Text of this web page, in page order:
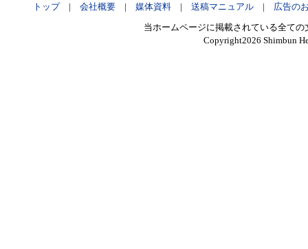
トップ| 会社概要| 媒体資料| 送稿マニュアル| 広告の
当ホームページに掲載されている全て
Copyright2026 Shimbun